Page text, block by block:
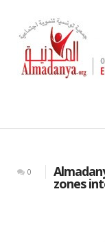
0
zones